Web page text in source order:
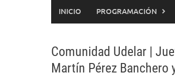
INICIO PROGRAMACIÓN
Comunidad Udelar |
Martín Pérez Banchero